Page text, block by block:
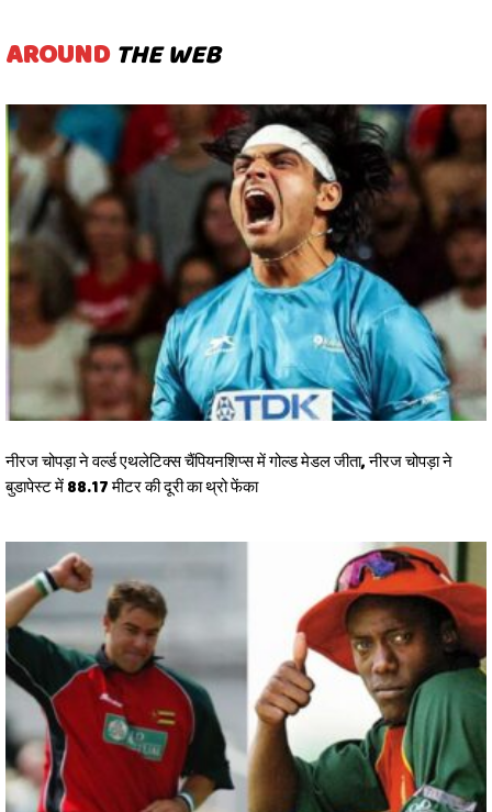
AROUND THE WEB
नीरज चोपड़ा ने वर्ल्‍ड एथलेटिक्‍स चैंपियनशिप्‍स में गोल्‍ड मेडल जीता, नीरज चोपड़ा ने
बुडापेस्‍ट में 88.17 मीटर की दूरी का थ्रो फेंका